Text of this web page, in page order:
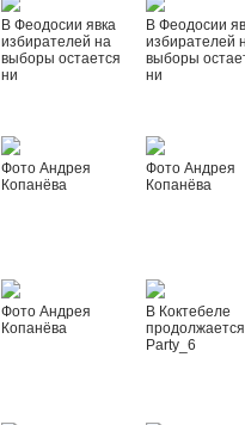
В Феодосии явка
избирателей на
выборы остается
ни
В Феодосии
избирателей
выборы
ни
Фото Андрея
Копанёва
Фото Андрея
Копанёва
Фото Андрея
Копанёва
В Коктебеле
Party_6